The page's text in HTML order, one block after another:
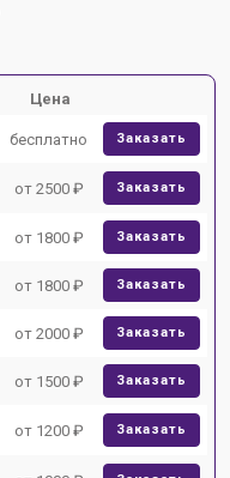
Цена
бесплатно Заказать
от 2500 ₽ Заказать
от 1800 ₽ Заказать
от 1800 ₽ Заказать
от 2000 ₽ Заказать
от 1500 ₽ Заказать
от 1200 ₽ Заказать